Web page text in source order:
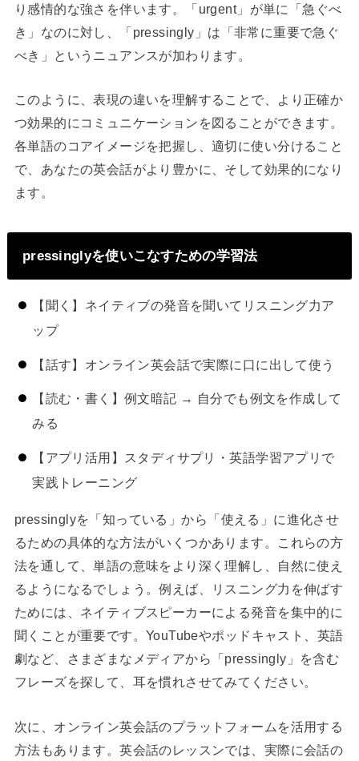
り感情的な強さを伴います。「urgent」が単に「急ぐべ
き」なのに対し、「pressingly」は「非常に重要で急ぐ
べき」というニュアンスが加わります。
このように、表現の違いを理解することで、より正確か
つ効果的にコミュニケーションを図ることができます。
各単語のコアイメージを把握し、適切に使い分けること
で、あなたの英会話がより豊かに、そして効果的になり
ます。
pressinglyを使いこなすための学習法
【聞く】ネイティブの発音を聞いてリスニング力ア
ップ
【話す】オンライン英会話で実際に口に出して使う
【読む・書く】例文暗記 → 自分でも例文を作成して
みる
【アプリ活用】スタディサプリ・英語学習アプリで
実践トレーニング
pressinglyを「知っている」から「使える」に進化させ
るための具体的な方法がいくつかあります。これらの方
法を通して、単語の意味をより深く理解し、自然に使え
るようになるでしょう。例えば、リスニング力を伸ばす
ためには、ネイティブスピーカーによる発音を集中的に
聞くことが重要です。YouTubeやポッドキャスト、英語
劇など、さまざまなメディアから「pressingly」を含む
フレーズを探して、耳を慣れさせてみてください。
次に、オンライン英会話のプラットフォームを活用する
方法もあります。英会話のレッスンでは、実際に会話の